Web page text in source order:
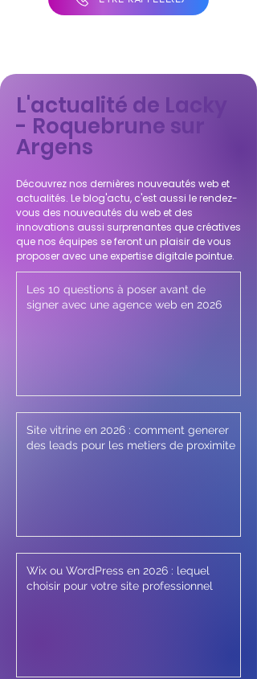
L'actualité de Lacky
- Roquebrune sur
Argens
Découvrez nos dernières nouveautés web et
actualités. Le blog'actu, c'est aussi le rendez-
vous des nouveautés du web et des
innovations aussi surprenantes que créatives
que nos équipes se feront un plaisir de vous
proposer avec une expertise digitale pointue.
Les 10 questions à poser avant de
signer avec une agence web en 2026
Site vitrine en 2026 : comment generer
des leads pour les metiers de proximite
Wix ou WordPress en 2026 : lequel
choisir pour votre site professionnel